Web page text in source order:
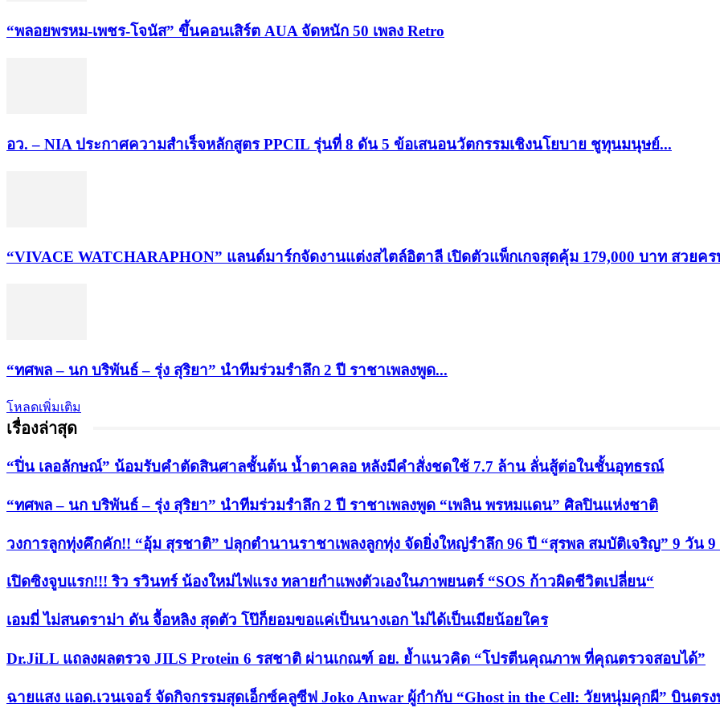
“พลอยพรหม-เพชร-โจนัส” ขึ้นคอนเสิร์ต AUA จัดหนัก 50 เพลง Retro
อว. – NIA ประกาศความสำเร็จหลักสูตร PPCIL รุ่นที่ 8 ดัน 5 ข้อเสนอนวัตกรรมเชิงนโยบาย ชูทุนมนุษย์...
“VIVACE WATCHARAPHON” แลนด์มาร์กจัดงานแต่งสไตล์อิตาลี เปิดตัวแพ็กเกจสุดคุ้ม 179,000 บาท สวยคร
“ทศพล – นก บริพันธ์ – รุ่ง สุริยา” นำทีมร่วมรำลึก 2 ปี ราชาเพลงพูด...
โหลดเพิ่มเติม
เรื่องล่าสุด
“ปิ่น เลอลักษณ์” น้อมรับคำตัดสินศาลชั้นต้น น้ำตาคลอ หลังมีคำสั่งชดใช้ 7.7 ล้าน ลั่นสู้ต่อในชั้นอุทธรณ์
“ทศพล – นก บริพันธ์ – รุ่ง สุริยา” นำทีมร่วมรำลึก 2 ปี ราชาเพลงพูด “เพลิน พรหมแดน” ศิลปินแห่งชาติ
วงการลูกทุ่งคึกคัก!! “อุ้ม สุรชาติ” ปลุกตำนานราชาเพลงลูกทุ่ง จัดยิ่งใหญ่รำลึก 96 ปี “สุรพล สมบัติเจริญ” 9 วัน
เปิดซิงจูบแรก!!! ริว รวินทร์ น้องใหม่ไฟแรง ทลายกำแพงตัวเองในภาพยนตร์ “SOS ก้าวผิดชีวิตเปลี่ยน“
เอมมี่ ไม่สนดราม่า ดัน จื้อหลิง สุดตัว โป๊ก็ยอมขอแค่เป็นนางเอก ไม่ได้เป็นเมียน้อยใคร
Dr.JiLL แถลงผลตรวจ JILS Protein 6 รสชาติ ผ่านเกณฑ์ อย. ย้ำแนวคิด “โปรตีนคุณภาพ ที่คุณตรวจสอบได้”
ฉายแสง แอด.เวนเจอร์ จัดกิจกรรมสุดเอ็กซ์คลูซีฟ Joko Anwar ผู้กำกับ “Ghost in the Cell: วัยหนุ่มคุกผี” บินตร